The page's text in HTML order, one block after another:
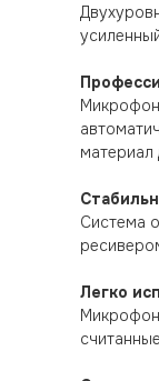
материал
Система
Легко
Микрофон